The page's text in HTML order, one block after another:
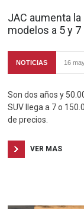
JAC aumenta
modelos a 5 y 7
NOTICIAS 16
Son dos años y
SUV llega a 7 o
de precios.
VER MAS